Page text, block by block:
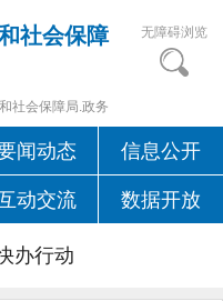
社会保障
社会保障局.政务
无障碍浏览
闻动态 信息公开
动交流 数据开放
办行动